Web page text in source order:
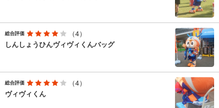
総合評価
（4）
しんしょうひんヴィヴィくんバッグ
総合評価
（4）
ヴィヴィくん